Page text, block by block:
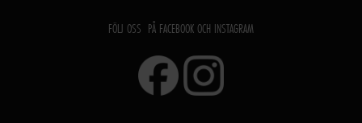
FÖLJ OSS PÅ FACEBOOK OCH INSTAGRAM